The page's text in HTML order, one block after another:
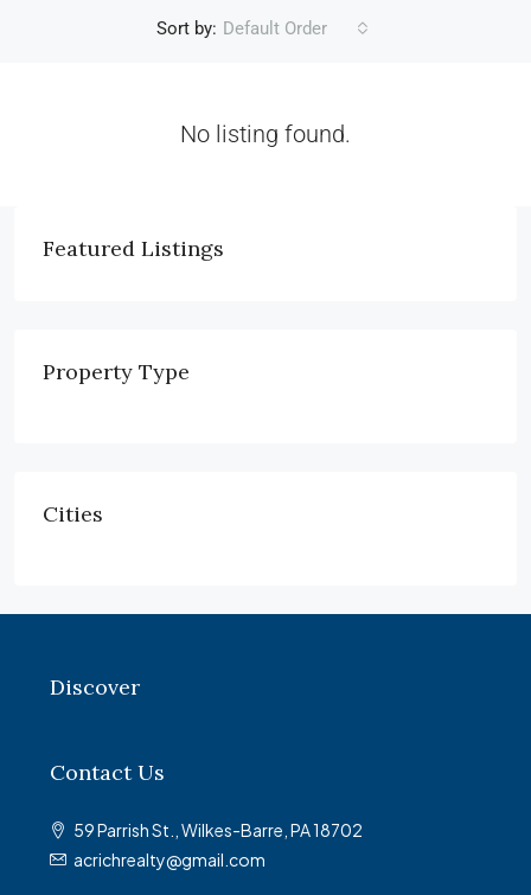
Sort by: Default Order
No listing found.
Featured Listings
Property Type
Cities
Discover
Contact Us
59 Parrish St., Wilkes-Barre, PA 18702
acrichrealty@gmail.com